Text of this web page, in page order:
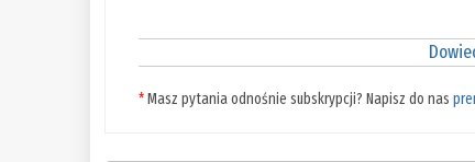
*Masz pytania odnośnie subskrypcji? Napisz do nas